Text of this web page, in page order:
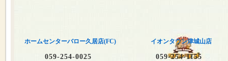
ホームセンターバロー久居店(FC)
059-254-0025
イオンタウン津城山店
059-254-1155